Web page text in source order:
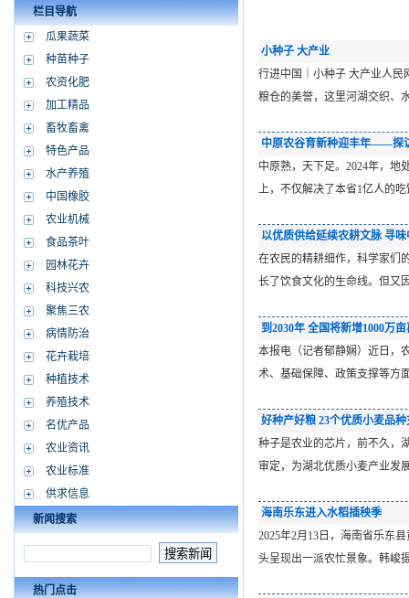
栏目导航
瓜果蔬菜
种苗种子
农资化肥
加工精品
畜牧畜禽
特色产品
水产养殖
中国橡胶
农业机械
食品茶叶
园林花卉
科技兴农
聚焦三农
病情防治
花卉栽培
种植技术
养殖技术
名优产品
农业资讯
农业标准
供求信息
新闻搜索
热门点击
小种子 大产业
行进中国｜小种子 大产业人民
粮仓的美誉，这里河湖交织、
中原农谷育新种迎丰年——探
中原熟，天下足。2024年，地
上，不仅解决了本省1亿人的
以优质供给延续农耕文脉 寻
在农民的精耕细作，科学家们
长了饮食文化的生命线。但又
到2030年 全国将新增1000万
本报电（记者郁静娴）近日，
术、基础保障、政策支撑等方
好种产好粮 23个优质小麦品
种子是农业的芯片，前不久，
审定，为湖北优质小麦产业发
海南乐东进入水稻插秧季
2025年2月13日，海南省乐东
头呈现出一派农忙景象。韩峻